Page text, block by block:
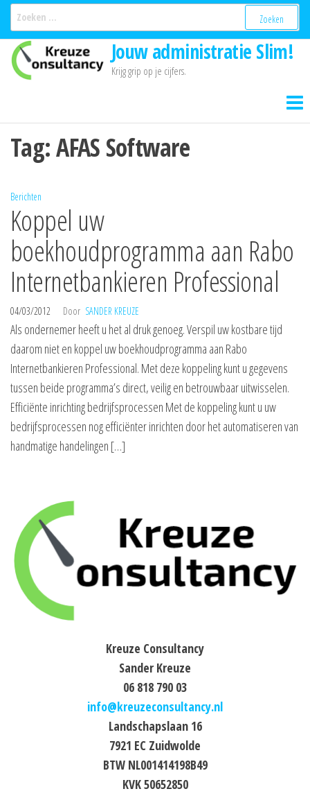
Ga
naar
inhoud
Jouw administratie Slim!
Krijg grip op je cijfers.
Tag:AFAS Software
Berichten
Koppel uw
boekhoudprogramma aan Rabo
Internetbankieren Professional
04/03/2012 Door SANDER KREUZE
Als ondernemer heeft u het al druk genoeg. Verspil uw kostbare tijd
daarom niet en koppel uw boekhoudprogramma aan Rabo
Internetbankieren Professional. Met deze koppeling kunt u gegevens
tussen beide programma’s direct, veilig en betrouwbaar uitwisselen.
Efficiënte inrichting bedrijfsprocessen Met de koppeling kunt u uw
bedrijfsprocessen nog efficiënter inrichten door het automatiseren van
handmatige handelingen […]
Kreuze Consultancy
Sander Kreuze
06 818 790 03
info@kreuzeconsultancy.nl
Landschapslaan 16
7921 EC Zuidwolde
BTW NL001414198B49
KVK 50652850